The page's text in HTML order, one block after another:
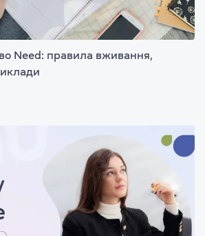
Need: правила вживання,